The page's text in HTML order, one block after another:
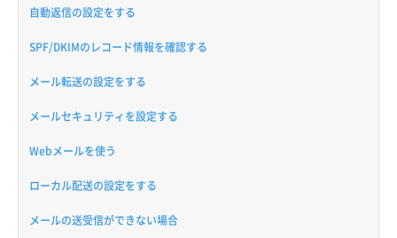
自動返信の設定をする
SPF/DKIMのレコード情報を確認する
メール転送の設定をする
メールセキュリティを設定する
Webメールを使う
ローカル配送の設定をする
メールの送受信ができない場合